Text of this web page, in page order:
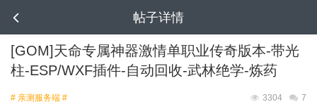
帖子详情
[GOM]天命专属神器激情单职业传奇版本-带光
柱-ESP/WXF插件-自动回收-武林绝学-炼药
# 亲测服务端 # 7
3304